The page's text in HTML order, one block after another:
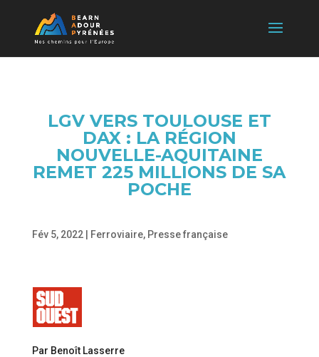
LGV VERS TOULOUSE ET
DAX : LA RÉGION
NOUVELLE-AQUITAINE
REMET 225 MILLIONS DE SA
POCHE
Fév 5, 2022| Ferroviaire, Presse française
Par Benoît Lasserre